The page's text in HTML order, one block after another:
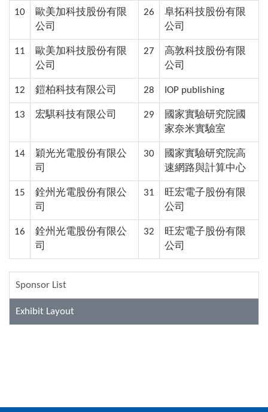
10
歐美加科技股份有限
公司
26
阜拓科技股份有限
公司
11
歐美加科技股份有限
公司
27
高敦科技股份有限
公司
12 鎧柏科技有限公司 28 IOP publishing
13 宏騏科技有限公司 29
國家實驗研究院國
家奈米實驗室
14
穎光光電股份有限公
司
30
國家實驗研究院高
速網路與計算中心
15
銓州光電股份有限公
司
31
旺宏電子股份有限
公司
16
銓州光電股份有限公
司
32
旺宏電子股份有限
公司
Sponsor List
Exhibit Layout